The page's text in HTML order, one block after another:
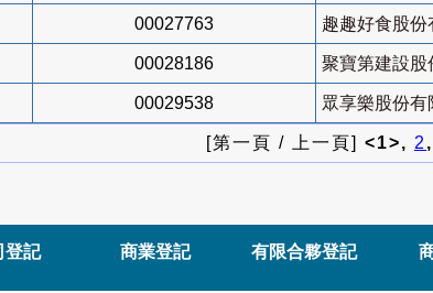
00027763 趣趣好食股份
00028186 聚寶第建設股
00029538 眾享樂股份有
[第一頁 / 上一頁] <1>, 2,
登記 商業登記 有限合夥登記